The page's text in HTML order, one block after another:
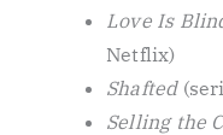
Love Is
Netflix)
Shafted
Selling the